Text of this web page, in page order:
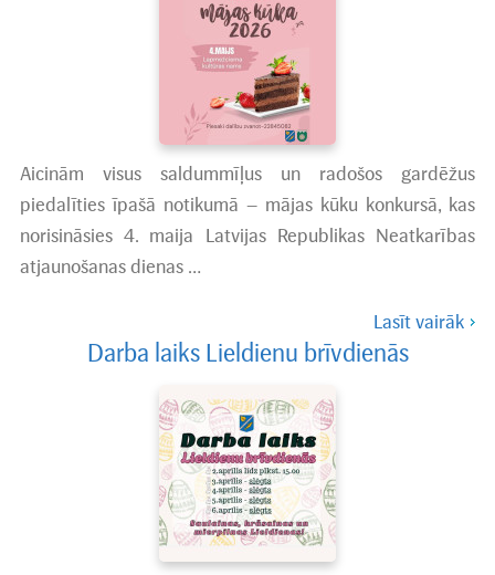
Aicinām visus saldummīļus un radošos gardēžus
piedalīties īpašā notikumā – mājas kūku konkursā, kas
norisināsies 4. maija Latvijas Republikas Neatkarības
atjaunošanas dienas …
Lasīt vairāk
Darba laiks Lieldienu brīvdienās